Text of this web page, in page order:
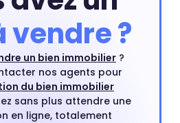
vendre ?
un bien immobilier ?
nos agents pour
du bien immobilier
sans plus attendre une
en ligne, totalement